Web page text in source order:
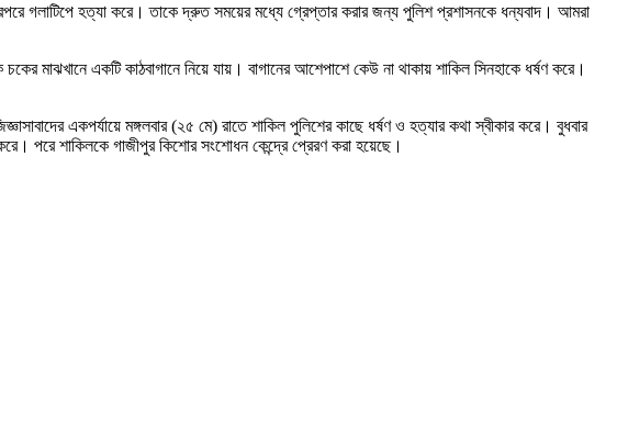
গলাটিপে হত্যা করে। তাকে দ্রুত সময়ের মধ্যে গ্রেপ্তার করার জন্য পুলিশ প্রশাসনকে ধন্যবাদ। আমরা
মাঝখানে একটি কাঠবাগানে নিয়ে যায়। বাগানের আশেপাশে কেউ না থাকায় শাকিল সিনহাকে ধর্ষণ করে।
একপর্যায়ে মঙ্গলবার (২৫ মে) রাতে শাকিল পুলিশের কাছে ধর্ষণ ও হত্যার কথা স্বীকার করে। বুধবার
পরে শাকিলকে গাজীপুর কিশোর সংশোধন কেন্দ্রে প্রেরণ করা হয়েছে।